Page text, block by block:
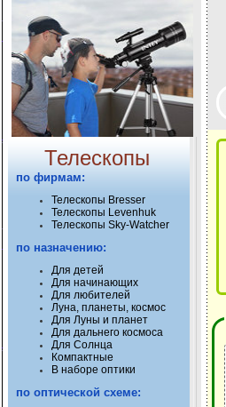
Телескопы
по фирмам:
Телескопы Bresser
Телескопы Levenhuk
Телескопы Sky-Watcher
по назначению:
Для детей
Для начинающих
Для любителей
Луна, планеты, космос
Для Луны и планет
Для дальнего космоса
Для Солнца
Компактные
В наборе оптики
по оптической схеме: